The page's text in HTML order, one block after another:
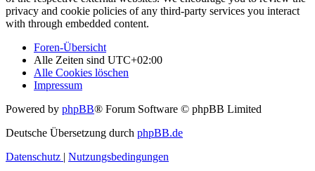
privacy and cookie policies of any third-party services you interact
with through embedded content.
Foren-Übersicht
Alle Zeiten sind UTC+02:00
Alle Cookies löschen
Impressum
Powered by phpBB® Forum Software © phpBB Limited
Deutsche Übersetzung durch phpBB.de
Datenschutz
Nutzungsbedingungen